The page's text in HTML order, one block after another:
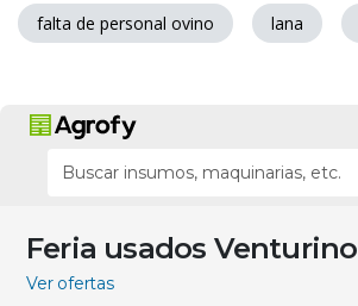
falta de personal ovino lana
Feria usados Venturino
Ver ofertas